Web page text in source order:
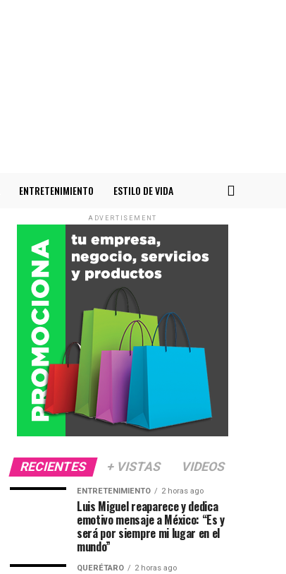
ENTRETENIMIENTO ESTILO DE VIDA
ADVERTISEMENT
RECIENTES + VISTAS VIDEOS
ENTRETENIMIENTO 2 horas ago
Luis Miguel reaparece y dedica
emotivo mensaje a México: “Es y
será por siempre mi lugar en el
mundo”
QUERÉTARO 2 horas ago